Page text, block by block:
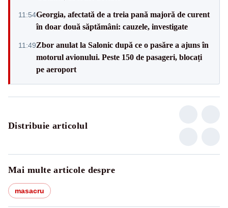
11:54Georgia, afectată de a treia pană majoră de curent
în doar două săptămâni: cauzele, investigate
11:49Zbor anulat la Salonic după ce o pasăre a ajuns în
motorul avionului. Peste 150 de pasageri, blocați
pe aeroport
Distribuie articolul
Mai multe articole despre
masacru